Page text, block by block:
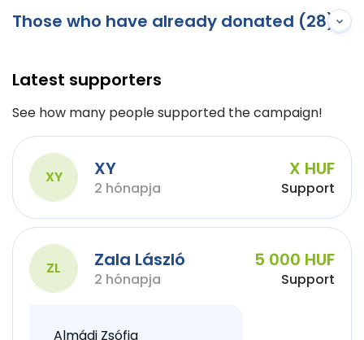
Those who have already donated (28)
Latest supporters
See how many people supported the campaign!
XY XY
2 hónapja
X HUF
Support
ZL Zala László
2 hónapja
5 000 HUF
Support
Almádi Zsófia